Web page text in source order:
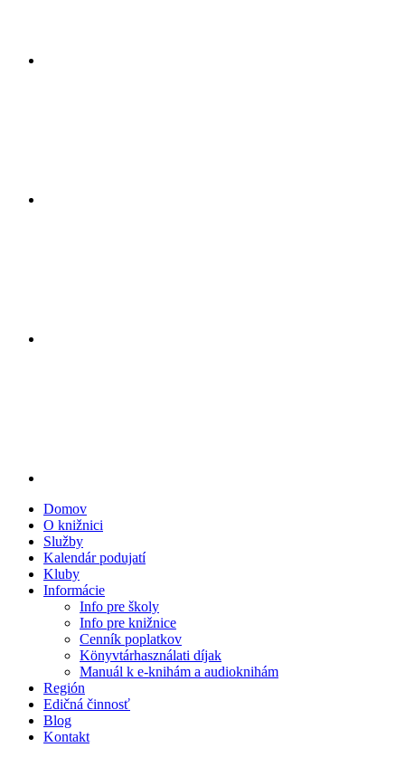
Domov
O knižnici
Služby
Kalendár podujatí
Kluby
Informácie
Info pre školy
Info pre knižnice
Cenník poplatkov
Könyvtárhasználati díjak
Manuál k e-knihám a audioknihám
Región
Edičná činnosť
Blog
Kontakt